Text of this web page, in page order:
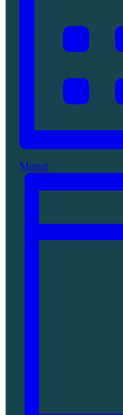
Monat